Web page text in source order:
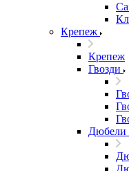
Крепеж
Крепеж
Гвозди
Дюбели